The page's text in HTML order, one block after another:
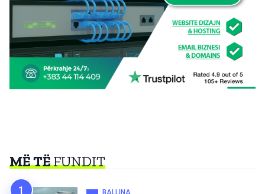
MË TËFUNDIT
BALLINA